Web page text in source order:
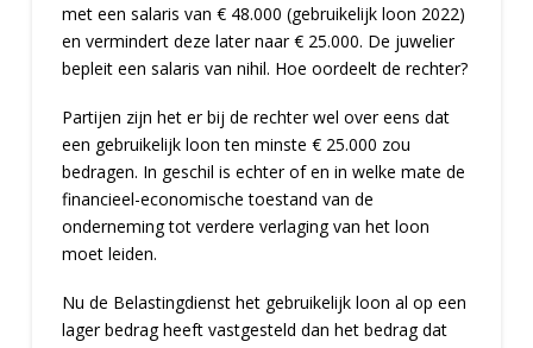
met een salaris van € 48.000 (gebruikelijk loon 2022)
en vermindert deze later naar € 25.000. De juwelier
bepleit een salaris van nihil. Hoe oordeelt de rechter?
Partijen zijn het er bij de rechter wel over eens dat
een gebruikelijk loon ten minste € 25.000 zou
bedragen. In geschil is echter of en in welke mate de
financieel-economische toestand van de
onderneming tot verdere verlaging van het loon
moet leiden.
Nu de Belastingdienst het gebruikelijk loon al op een
lager bedrag heeft vastgesteld dan het bedrag dat